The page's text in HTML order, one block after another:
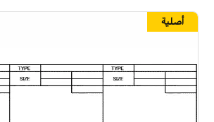
أصلية